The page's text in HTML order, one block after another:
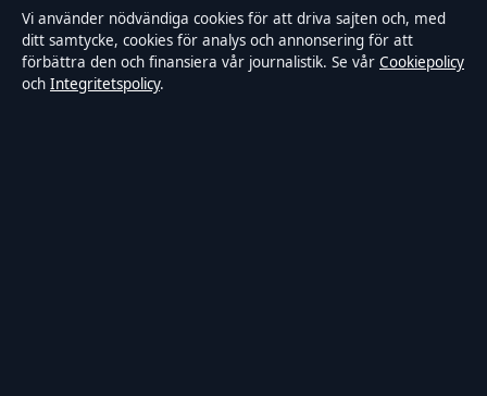
Integritetspolicy
Kändisar & integritet
Vi använder nödvändiga cookies för att driva sajten och, med
ditt samtycke, cookies för analys och annonsering för att
förbättra den och finansiera vår journalistik. Se vår Cookiepolicy
och Integritetspolicy.